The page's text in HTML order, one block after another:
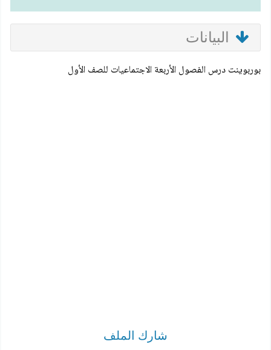
البيانات
بوربوينت درس الفصول الأربعة الاجتماعيات للصف الأول
شارك الملف